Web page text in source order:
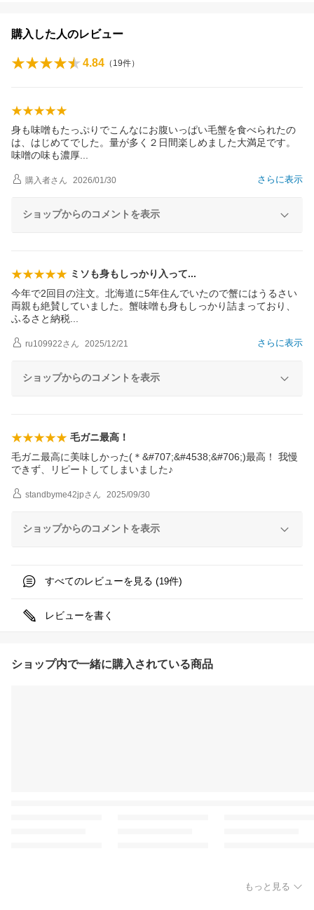
購入した人のレビュー
4.84 （ 19件）
身も味噌もたっぷりでこんなにお腹いっぱい毛蟹を食べられたの
は、はじめてでした。量が多く２日間楽しめました大満足です。
味噌の味も濃厚
さらに表示
購入者さん 2026/01/30
ショップからのコメントを表示
ミソも身もしっかり入って
今年で2回目の注文。北海道に5年住んでいたので蟹にはうるさい
両親も絶賛していました。蟹味噌も身もしっかり詰まっており、
ふるさと納税
さらに表示
ru109922さん 2025/12/21
ショップからのコメントを表示
毛ガニ最高！
毛ガニ最高に美味しかった(＊&#707;&#4538;&#706;)最高！ 我慢
できず、リピートしてしまいました♪
standbyme42jpさん 2025/09/30
ショップからのコメントを表示
すべてのレビューを見る (19件)
レビューを書く
ショップ内で一緒に購入されている商品
もっと見る